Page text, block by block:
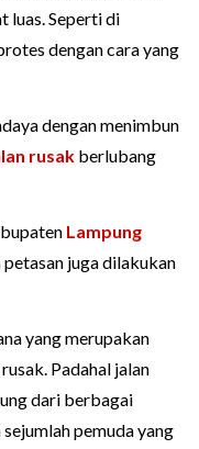
luas. Seperti di
dengan cara yang
dengan menimbun
rusak berlubang
Lampung
juga dilakukan
yang merupakan
Padahal jalan
dari berbagai
pemuda yang